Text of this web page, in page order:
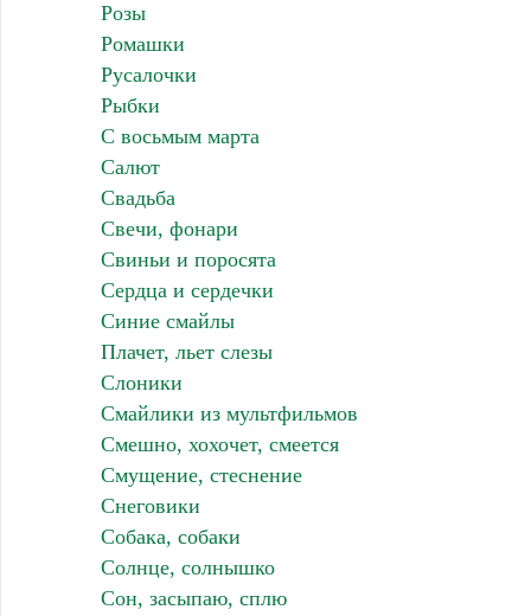
Розы
Ромашки
Русалочки
Рыбки
С восьмым марта
Салют
Свадьба
Свечи, фонари
Свиньи и поросята
Сердца и сердечки
Синие смайлы
Плачет, льет слезы
Слоники
Смайлики из мультфильмов
Смешно, хохочет, смеется
Смущение, стеснение
Снеговики
Собака, собаки
Солнце, солнышко
Сон, засыпаю, сплю